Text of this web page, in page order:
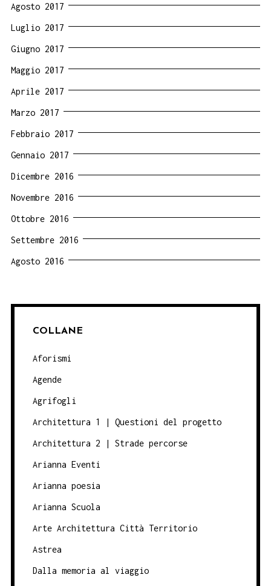
Agosto 2017
Luglio 2017
Giugno 2017
Maggio 2017
Aprile 2017
Marzo 2017
Febbraio 2017
Gennaio 2017
Dicembre 2016
Novembre 2016
Ottobre 2016
Settembre 2016
Agosto 2016
COLLANE
Aforismi
Agende
Agrifogli
Architettura 1 | Questioni del progetto
Architettura 2 | Strade percorse
Arianna Eventi
Arianna poesia
Arianna Scuola
Arte Architettura Città Territorio
Astrea
Dalla memoria al viaggio